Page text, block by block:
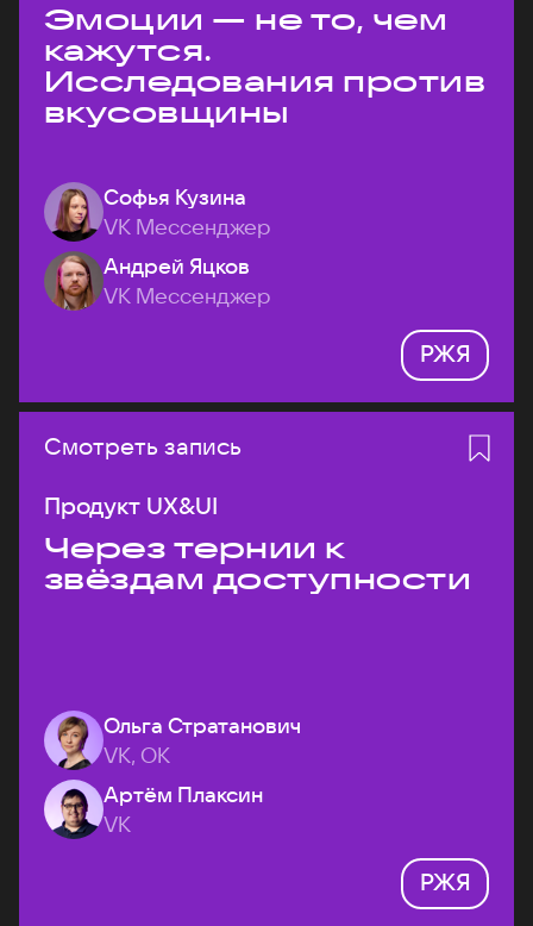
Эмоции — не то, чем
кажутся.
Исследования против
вкусовщины
Софья Кузина
VK Мессенджер
Андрей Яцков
VK Мессенджер
РЖЯ
Смотреть запись
Продукт UX&UI
Через тернии к
звёздам доступности
Ольга Стратанович
VK, ОК
Артём Плаксин
VK
РЖЯ